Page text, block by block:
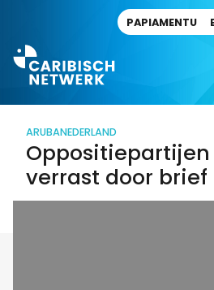
PAPIAMENTU
ARUBANEDERLAND
verrast door brief